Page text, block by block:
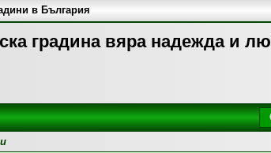
градина вяра надежда и
в България